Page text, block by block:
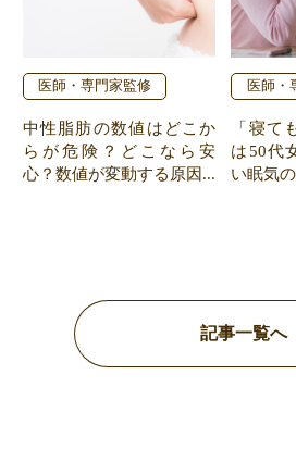
医師・専門家監修
中性脂肪の数値はどこか
らが危険？どこなら安
心？数値が変動する原因...
医師・
「寝て
は50代
い眠気
記事一覧へ